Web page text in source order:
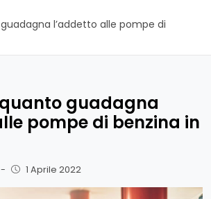
l’addetto alle pompe di
guadagna
pompe di benzina in
- 1 Aprile 2022